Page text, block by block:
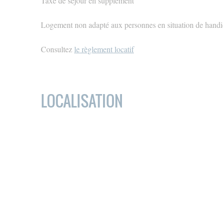
Logement non adapté aux personnes en situation de
Consultez le règlement locatif
LOCALISATION